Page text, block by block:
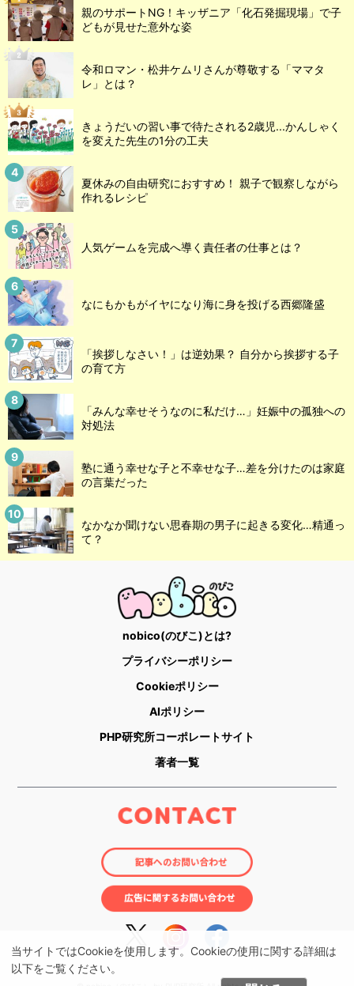
当サイトではCookieを使用します。Cookieの使用に関する詳細は
以下をご覧ください。
親のサポートNG！キッザニア「化石発掘現場」で子
どもが見せた意外な姿
令和ロマン・松井ケムリさんが尊敬する「ママタ
レ」とは？
きょうだいの習い事で待たされる2歳児...かんしゃく
を変えた先生の1分の工夫
夏休みの自由研究におすすめ！ 親子で観察しながら
作れるレシピ
人気ゲームを完成へ導く責任者の仕事とは？
なにもかもがイヤになり海に身を投げる西郷隆盛
「挨拶しなさい！」は逆効果？ 自分から挨拶する子
の育て方
「みんな幸せそうなのに私だけ…」妊娠中の孤独への
対処法
塾に通う幸せな子と不幸せな子…差を分けたのは家庭
の言葉だった
なかなか聞けない思春期の男子に起きる変化…精通っ
て？
nobico(のびこ)とは?
プライバシーポリシー
Cookieポリシー
AIポリシー
PHP研究所コーポレートサイト
著者一覧